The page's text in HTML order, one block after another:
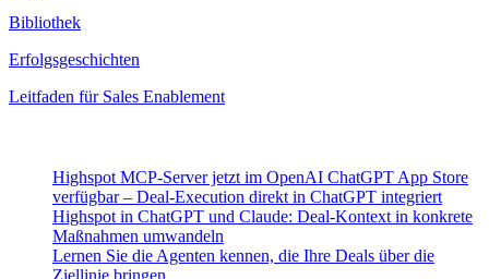
Bibliothek
Erfolgsgeschichten
Leitfaden für Sales Enablement
Highspot MCP-Server jetzt im OpenAI ChatGPT App Store
verfügbar – Deal-Execution direkt in ChatGPT integriert
Highspot in ChatGPT und Claude: Deal-Kontext in konkrete
Maßnahmen umwandeln
Lernen Sie die Agenten kennen, die Ihre Deals über die